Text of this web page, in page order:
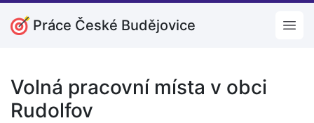
Práce České Budějovice
Volná pracovní místa v obci
Rudolfov